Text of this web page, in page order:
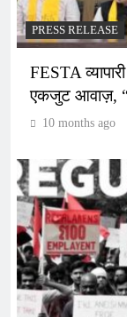
PRESS RELEASE
FESTA
एकजुट आवाज़,
10 months ago